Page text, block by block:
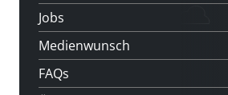
Jobs
Medienwunsch
FAQs